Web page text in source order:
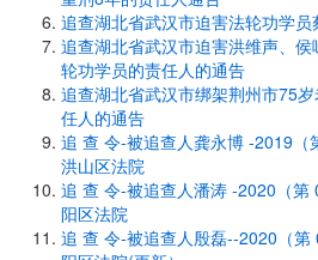
追查湖北省武汉市迫害法轮功学
追查湖北省武汉市迫害洪维声、
轮功学员的责任人的通告
追查湖北省武汉市绑架荆州市75
任人的通告
追 查 令-被追查人龚永博 -2019
洪山区法院
追 查 令-被追查人潘涛 -2020（第
阳区法院
追 查 令-被追查人殷磊--2020（第